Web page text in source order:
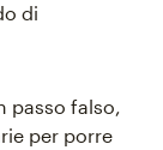
di
passo falso,
per porre